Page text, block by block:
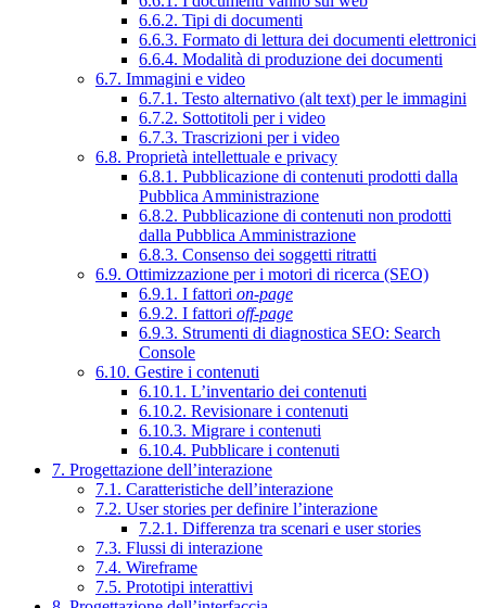
6.6.2. Tipi di documenti
6.6.3. Formato di lettura dei documenti elettronici
6.6.4. Modalità di produzione dei documenti
6.7. Immagini e video
6.7.1. Testo alternativo (alt text) per le immagini
6.7.2. Sottotitoli per i video
6.7.3. Trascrizioni per i video
6.8. Proprietà intellettuale e privacy
6.8.1. Pubblicazione di contenuti prodotti dalla
Pubblica Amministrazione
6.8.2. Pubblicazione di contenuti non prodotti
dalla Pubblica Amministrazione
6.8.3. Consenso dei soggetti ritratti
6.9. Ottimizzazione per i motori di ricerca (SEO)
6.9.1. I fattori on-page
6.9.2. I fattori off-page
6.9.3. Strumenti di diagnostica SEO: Search
Console
6.10. Gestire i contenuti
6.10.1. L’inventario dei contenuti
6.10.2. Revisionare i contenuti
6.10.3. Migrare i contenuti
6.10.4. Pubblicare i contenuti
7. Progettazione dell’interazione
7.1. Caratteristiche dell’interazione
7.2. User stories per definire l’interazione
7.2.1. Differenza tra scenari e user stories
7.3. Flussi di interazione
7.4. Wireframe
7.5. Prototipi interattivi